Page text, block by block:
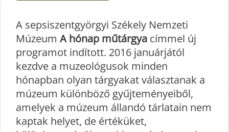
A sepsiszentgyörgyi Székely Nemzeti
Múzeum A hónap műtárgya címmel új
programot indított. 2016 januárjától
kezdve a muzeológusok minden
hónapban olyan tárgyakat választanak a
múzeum különböző gyűjteményeiből,
amelyek a múzeum állandó tárlatain nem
kaptak helyet, de értéküket,